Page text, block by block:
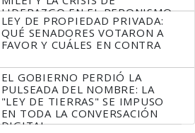
LIDERAZGO EN EL PERONISMO
LEY DE PROPIEDAD PRIVADA:
QUÉ SENADORES VOTARON A
FAVOR Y CUÁLES EN CONTRA
EL GOBIERNO PERDIÓ LA
PULSEADA DEL NOMBRE: LA
"LEY DE TIERRAS" SE IMPUSO
EN TODA LA CONVERSACIÓN
DIGITAL